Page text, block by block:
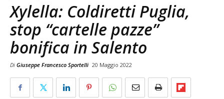
Xylella: Coldiretti Puglia,
stop “cartelle pazze”
bonifica in Salento
Di Giuseppe Francesco Sportelli 20 Maggio 2022